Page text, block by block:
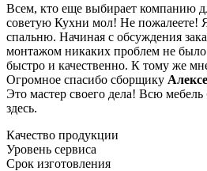
Всем, кто еще выбирает компанию
советую Кухни мол! Не пожалеете!
спальню. Начиная с обсуждения
монтажом никаких проблем не
быстро и качественно. К тому же
Огромное спасибо сборщику
Это мастер своего дела! Всю мебель
здесь.
Качество продукции
Уровень сервиса
Срок изготовления